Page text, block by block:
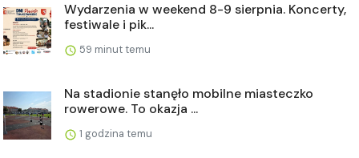
Wydarzenia w weekend 8-9 sierpnia. Koncerty,
festiwale i pik...
59 minut temu
Na stadionie stanęło mobilne miasteczko
rowerowe. To okazja ...
1 godzina temu